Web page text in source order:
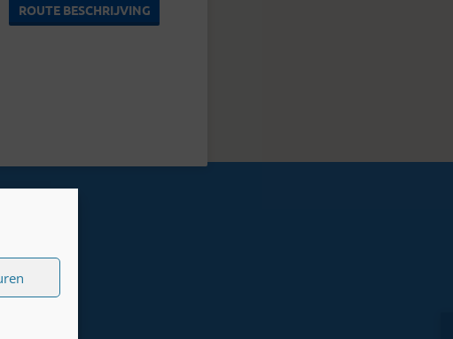
ROUTE BESCHRIJVING